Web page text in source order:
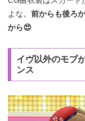
よな。 前からも後ろ
から😍
イヴ以外のモブ
ンス